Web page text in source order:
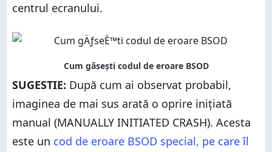
centrul ecranului.
SUGESTIE: După cum ai observat probabil,
imaginea de mai sus arată o oprire inițiată
manual (MANUALLY INITIATED CRASH). Acesta
este un cod de eroare BSOD special, pe care îl